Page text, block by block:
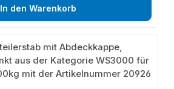
In den Warenkorb